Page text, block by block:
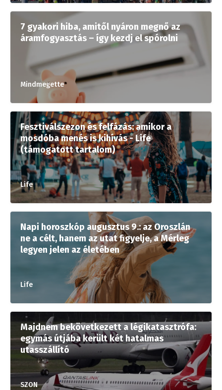
7 gyakori hiba, amitől nyáron megnő az
áramfogyasztás – így kezdj el spórolni
Mindmegette
Fesztiválszezon és felfázás: amikor a
mosdóba menés is kihívás - Life
(támogatott tartalom)
Life
Napi horoszkóp augusztus 9.: az Oroszlán
ne a célt, hanem az utat figyelje, a Mérleg
legyen jelen az életében
Life
Majdnem bekövetkezett a légikatasztrófa:
egymás útjába került két hatalmas
utasszállító
SZON